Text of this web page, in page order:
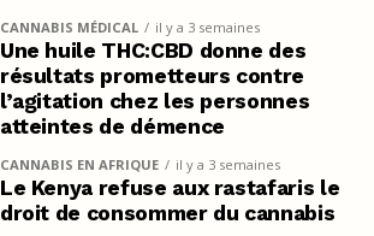
CANNABIS MÉDICAL il y a 3 semaines
Une huile THC:CBD donne des
résultats prometteurs contre
l’agitation chez les personnes
atteintes de démence
CANNABIS EN AFRIQUE il y a 3 semaines
Le Kenya refuse aux rastafaris le
droit de consommer du cannabis